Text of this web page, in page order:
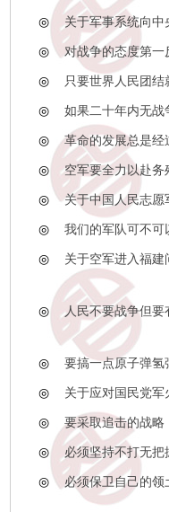
◎ 关于军事系统向
◎ 对战争的态度第一
◎ 只要世界人民团结
◎ 如果二十年内无战
◎ 革命的发展总是经
◎ 空军要全力以赴务
◎ 关于中国人民志愿
◎ 我们的军队可不可
◎ 关于空军进入福建
◎ 人民不要战争但要
◎ 要搞一点原子弹氢
◎ 关于应对国民党军
◎ 要采取追击的战略
◎ 必须坚持不打无把
◎ 必须保卫自己的领